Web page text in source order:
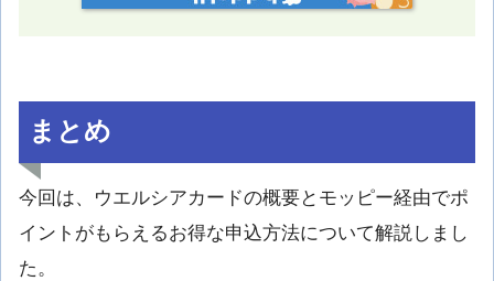
まとめ
今回は、ウエルシアカードの概要とモッピー経由でポ
イントがもらえるお得な申込方法について解説しまし
た。